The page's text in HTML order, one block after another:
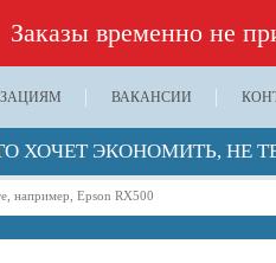
Заказы временно не
ВАКАНСИИ
ХОЧЕТ ЭКОНОМИТЬ, НЕ